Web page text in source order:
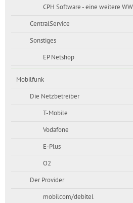
CPH Software - eine weitere
CentralService
Sonstiges
EP Netshop
Mobilfunk
Die Netzbetreiber
T-Mobile
Vodafone
E-Plus
O2
Der Provider
mobilcom/debitel